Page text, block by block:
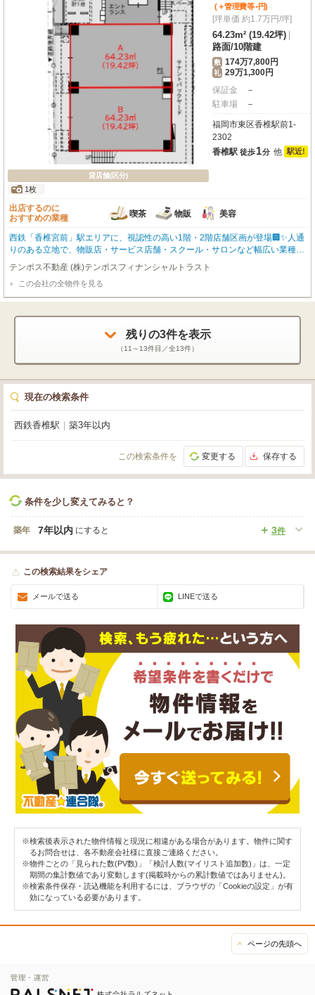
貸店舗(区分)
1枚
(＋管理費等-円)
[坪単価 約1.7万円/坪]
64.23m² (19.42坪)
路面/10階建
敷 174万7,800円
礼 29万1,300円
保証金
－
駐車場
－
福岡市東区香椎駅前1-
2302
香椎駅 徒歩1分 他 駅近!
出店するのに
おすすめの業種
喫茶 物販 美容
西鉄「香椎宮前」駅エリアに、視認性の高い1階・2階店舗区画が登場🏢✨人通
りのある立地で、物販店・サービス店舗・スクール・サロンなど幅広い業種に
おすすめの物件です💡1階区画は路面ならではの集客力が魅力。2階部分も用途
に応じた活用がしやすく、店舗兼事務所としての利用もご相談可能です🙌周辺
には住宅や生活施設も多く、地域密着型の出店にもぴったり🌿新規開業や移転
をご検討中の方にもおすすめのテナントです✨📌入居審査あり📌保証会社加入
種相談可能
テンポス不動産 (株)テンポスフィナンシャルトラスト
この会社の全物件を見る
残りの3件を表示
（11～13件目／全13件）
現在の検索条件
西鉄香椎駅 築3年以内
この検索条件を 変更する 保存する
条件を少し変えてみると？
築年 3件
7年以内 にすると
この検索結果をシェア
メールで送る LINEで送る
※検索後表示された物件情報と現況に相違がある場合があります。物件に関す
るお問合せは、各不動産会社様に直接ご連絡ください。
※物件ごとの「見られた数(PV数)」「検討人数(マイリスト追加数)」は、一定
期間の集計数値であり変動します(掲載時からの累計数値ではありません)。
※検索条件保存・読込機能を利用するには、ブラウザの「Cookieの設定」が有
効になっている必要があります。
ページの先頭へ